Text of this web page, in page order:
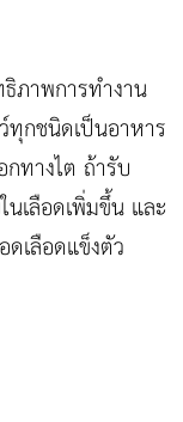
ภาพการทำงาน
ทุกชนิดเป็นอาหาร
ทางไต ถ้ารับ
เลือดเพิ่มขึ้น และ
เลือดแข็งตัว